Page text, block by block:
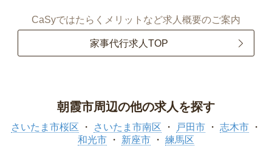
CaSyではたらくメリットなど求人概要のご案内
家事代行求人TOP
朝霞市周辺の他の求人を探す
さいたま市桜区 さいたま市南区 戸田市
志木市
和光市
新座市 練馬区